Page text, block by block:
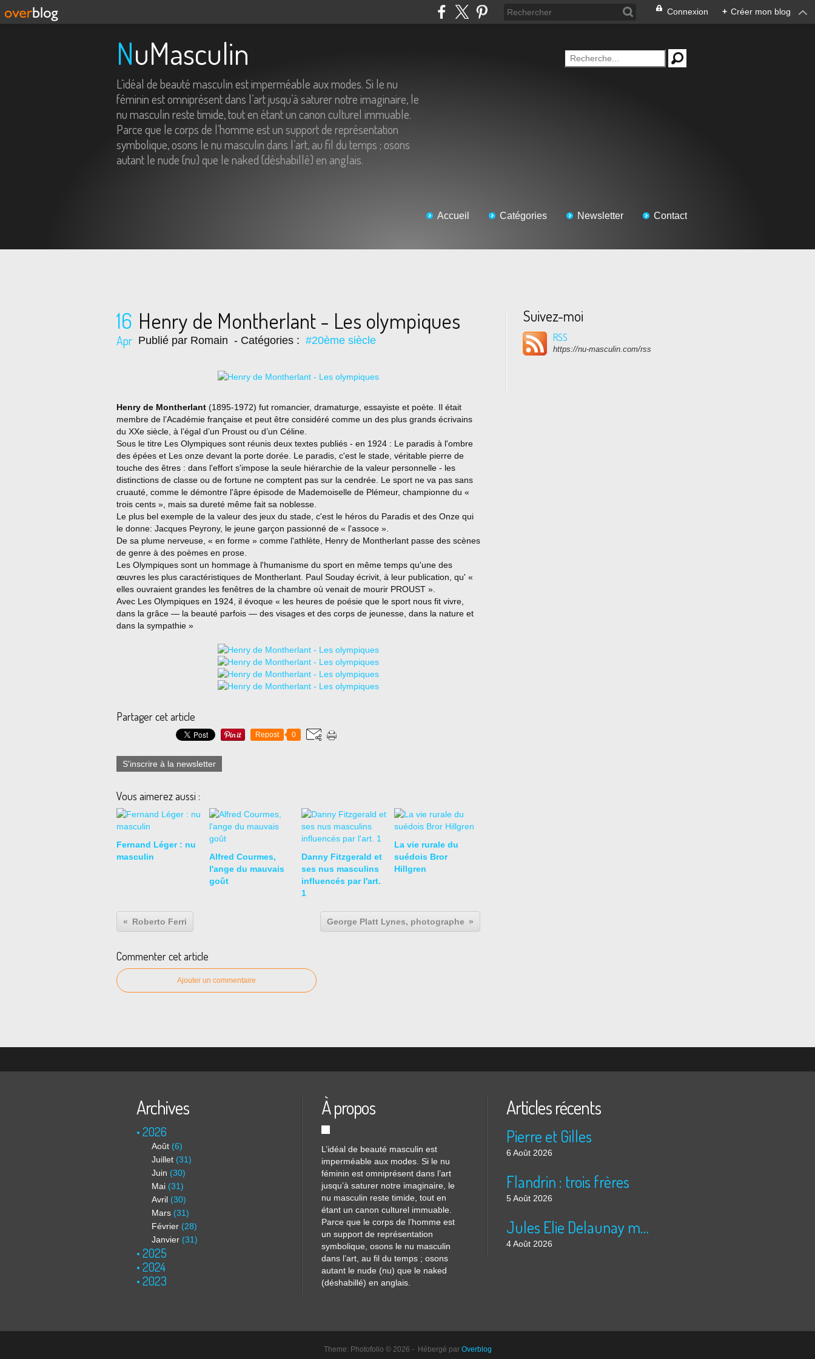
Connexion + Créer mon blog
NuMasculin
L’idéal de beauté masculin est imperméable aux modes. Si le nu
féminin est omniprésent dans l’art jusqu’à saturer notre imaginaire, le
nu masculin reste timide, tout en étant un canon culturel immuable.
Parce que le corps de l’homme est un support de représentation
symbolique, osons le nu masculin dans l’art, au fil du temps ; osons
autant le nude (nu) que le naked (déshabillé) en anglais.
Accueil Catégories Newsletter Contact
16
Apr
Henry de Montherlant - Les olympiques
Publié par Romain - Catégories : #20ème siècle
Henry de Montherlant (1895-1972) fut romancier, dramaturge, essayiste et poète. Il était
membre de l’Académie française et peut être considéré comme un des plus grands écrivains
du XXe siècle, à l’égal d’un Proust ou d’un Céline.
Sous le titre Les Olympiques sont réunis deux textes publiés - en 1924 : Le paradis à l'ombre
des épées et Les onze devant la porte dorée. Le paradis, c'est le stade, véritable pierre de
touche des êtres : dans l'effort s'impose la seule hiérarchie de la valeur personnelle - les
distinctions de classe ou de fortune ne comptent pas sur la cendrée. Le sport ne va pas sans
cruauté, comme le démontre l'âpre épisode de Mademoiselle de Plémeur, championne du «
trois cents », mais sa dureté même fait sa noblesse.
Le plus bel exemple de la valeur des jeux du stade, c'est le héros du Paradis et des Onze qui
le donne: Jacques Peyrony, le jeune garçon passionné de « l'assoce ».
De sa plume nerveuse, « en forme » comme l'athlète, Henry de Montherlant passe des scènes
de genre à des poèmes en prose.
Les Olympiques sont un hommage à l'humanisme du sport en même temps qu'une des
œuvres les plus caractéristiques de Montherlant. Paul Souday écrivit, à leur publication, qu' «
elles ouvraient grandes les fenêtres de la chambre où venait de mourir PROUST ».
Avec Les Olympiques en 1924, il évoque « les heures de poésie que le sport nous fit vivre,
dans la grâce — la beauté parfois — des visages et des corps de jeunesse, dans la nature et
dans la sympathie »
Partager cet article
Repost 0
S'inscrire à la newsletter
Vous aimerez aussi :
Fernand Léger : nu
masculin
Alfred Courmes,
l'ange du mauvais
goût
Danny Fitzgerald et
ses nus masculins
influencés par l'art.
1
La vie rurale du
suédois Bror
Hillgren
Roberto Ferri George Platt Lynes, photographe
Commenter cet article
Ajouter un commentaire
Suivez-moi
RSS
https://nu-masculin.com/rss
Archives
2026
Août (6)
Juillet (31)
Juin (30)
Mai (31)
Avril (30)
Mars (31)
Février (28)
Janvier (31)
2025
2024
2023
À propos
L’idéal de beauté masculin est
imperméable aux modes. Si le nu
féminin est omniprésent dans l’art
jusqu’à saturer notre imaginaire, le
nu masculin reste timide, tout en
étant un canon culturel immuable.
Parce que le corps de l’homme est
un support de représentation
symbolique, osons le nu masculin
dans l’art, au fil du temps ; osons
autant le nude (nu) que le naked
(déshabillé) en anglais.
Articles récents
Pierre et Gilles
6 Août 2026
Flandrin : trois frères
5 Août 2026
Jules Elie Delaunay moissonne
4 Août 2026
Theme: Photofolio © 2026 - Hébergé par Overblog